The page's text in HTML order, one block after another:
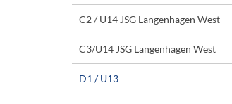
C2 / U14 JSG Langenhagen West
C3/U14 JSG Langenhagen West
D1 / U13